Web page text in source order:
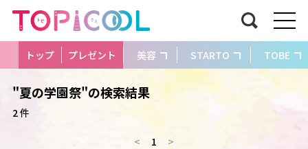
トップ プレゼント 美容 STARTO TOBE
"夏の学園祭"の検索結果
2 件
< 1 >